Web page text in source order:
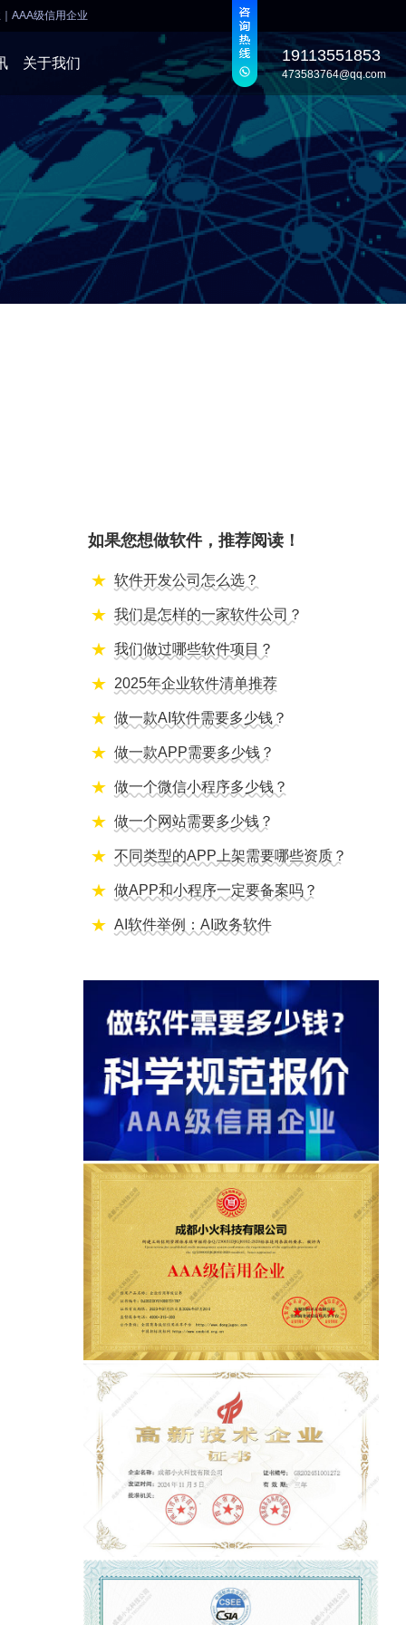
AAA级信用企业
关于我们 19113551853
473583764@qq.com
如果您想做软件，推荐阅读！
软件开发公司怎么选？
我们是怎样的一家软件公司？
我们做过哪些软件项目？
2025年企业软件清单推荐
做一款AI软件需要多少钱？
做一款APP需要多少钱？
做一个微信小程序多少钱？
做一个网站需要多少钱？
不同类型的APP上架需要哪些资质？
做APP和小程序一定要备案吗？
AI软件举例：AI政务软件